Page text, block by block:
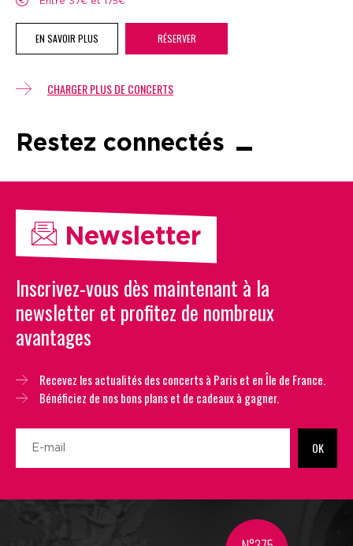
EN SAVOIR PLUS RÉSERVER
CHARGER PLUS DE CONCERTS
Restez connectés
Newsletter
Inscrivez-vous dès maintenant à la
newsletter et profitez de nombreux
avantages
Recevez les actualités des concerts à Paris et en Île de France.
Bénéficiez de nos bons plans et de cadeaux à gagner.
OK